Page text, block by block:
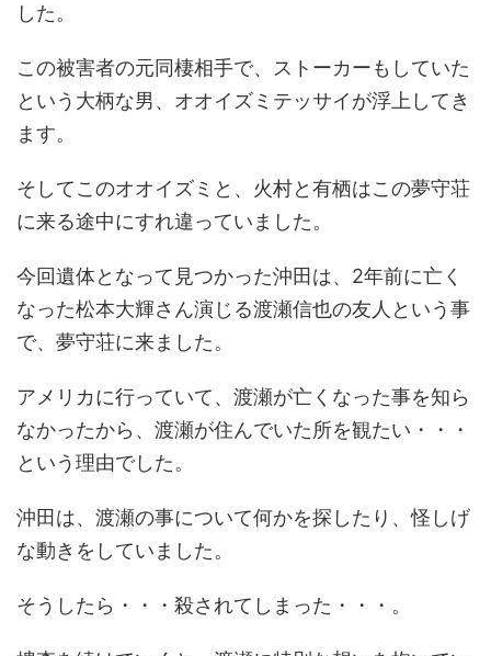
した。
この被害者の元同棲相手で、ストーカーもしていた
という大柄な男、オオイズミテッサイが浮上してき
ます。
そしてこのオオイズミと、火村と有栖はこの夢守荘
に来る途中にすれ違っていました。
今回遺体となって見つかった沖田は、2年前に亡く
なった松本大輝さん演じる渡瀬信也の友人という事
で、夢守荘に来ました。
アメリカに行っていて、渡瀬が亡くなった事を知ら
なかったから、渡瀬が住んでいた所を観たい・・・
という理由でした。
沖田は、渡瀬の事について何かを探したり、怪しげ
な動きをしていました。
そうしたら・・・殺されてしまった・・・。